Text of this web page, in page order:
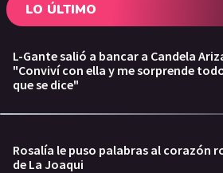
LO ÚLTIMO
L-Gante salió a bancar a Candela
"Conviví con ella y me sorprende
que se dice"
Rosalía le puso palabras al corazón
de La Joaqui